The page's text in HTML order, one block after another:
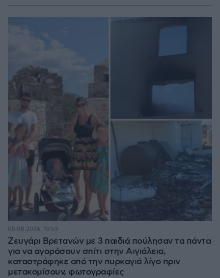
Ζευγάρι Βρετανών με 3 παιδιά πούλησαν τα πάντα
για να αγοράσουν σπίτι στην Αιγιάλεια,
καταστράφηκε από την πυρκαγιά λίγο πριν
μετακομίσουν, φωτογραφίες
05.08.2026, 19:53